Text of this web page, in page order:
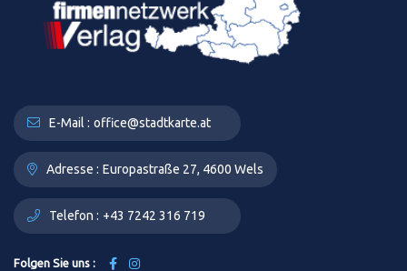
E-Mail : office@stadtkarte.at
Adresse : Europastraße 27, 4600 Wels
Telefon : +43 7242 316 719
Folgen Sie uns :